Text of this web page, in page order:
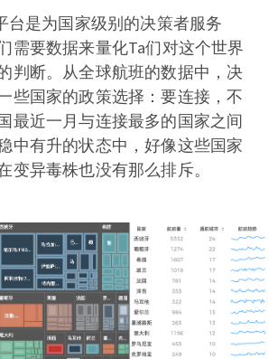
台是为国家级别的决策者服务
需要数据来量化Ta们对这个世界
判断。从全球航班的数据中，决
些国家的政策选择：要连接，不
最近一月与连接最多的国家之间
中有升的状态中，好像这些国家
变异毒株也没有那么排斥。